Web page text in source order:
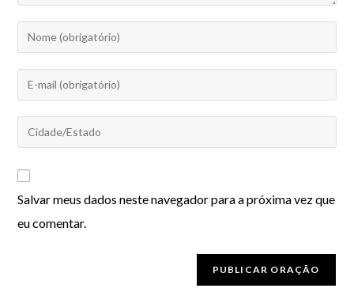
Salvar meus dados neste navegador para a próxima vez que
eu comentar.